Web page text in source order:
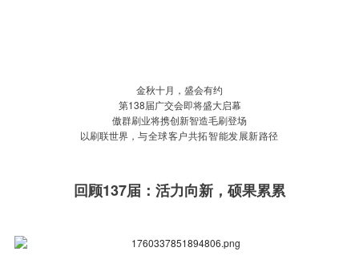
金秋十月，盛会有约
第138届广交会即将盛大启幕
傲群刷业将携创新智造毛刷登场
以刷联世界，与全球客户共拓智能发展新路径
回顾137届：活力向新，硕果累累